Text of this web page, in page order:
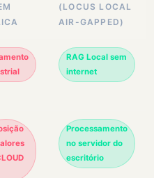
(LOCUS LOCAL
AIR-GAPPED)
RAG Local sem
internet
Processamento
no servidor do
escritório